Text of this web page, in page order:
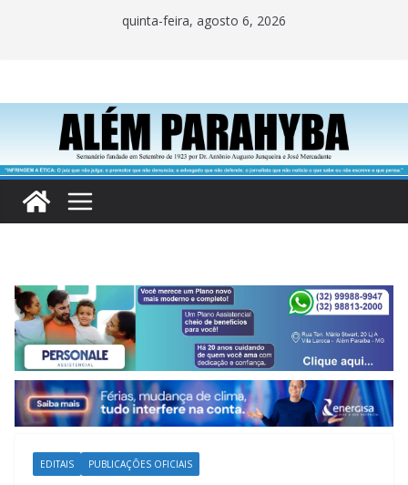
quinta-feira, agosto 6, 2026
EDITAIS PUBLICAÇÕES OFICIAIS